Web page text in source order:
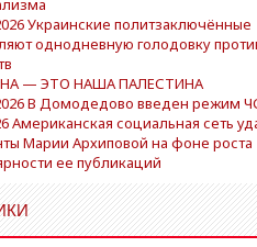
Украинские политзаключённые
однодневную голодовку
— ЭТО НАША ПАЛЕСТИНА
В Домодедово введен режим
Американская социальная сеть
Марии Архиповой на фоне роста
ее публикаций